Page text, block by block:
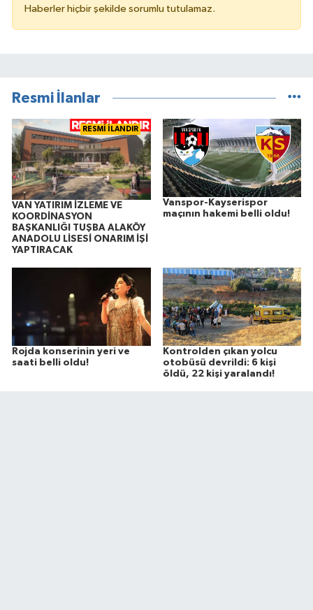
Haberler hiçbir şekilde sorumlu tutulamaz.
Resmi İlanlar
RESMİ İLANDIR
VAN YATIRIM İZLEME VE
KOORDİNASYON
BAŞKANLIĞI TUŞBA ALAKÖY
ANADOLU LİSESİ ONARIM İŞİ
YAPTIRACAK
Vanspor-Kayserispor
maçının hakemi belli oldu!
Rojda konserinin yeri ve
saati belli oldu!
Kontrolden çıkan yolcu
otobüsü devrildi: 6 kişi
öldü, 22 kişi yaralandı!